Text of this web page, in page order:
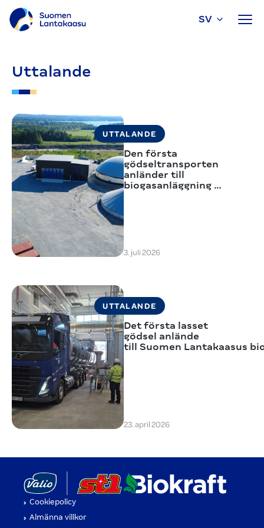
innehållet
SV
Uttalande
UTTALANDE
Den första
gödseltrans­porten
anländer till
biogasanläggning …
3. juli 2026
UTTALANDE
Det första lasset
gödsel anlände
till Suomen Lantakaasus
23. april 2026
Cookiepolicy
Almänna villkor
(öppnas i en ny flik)